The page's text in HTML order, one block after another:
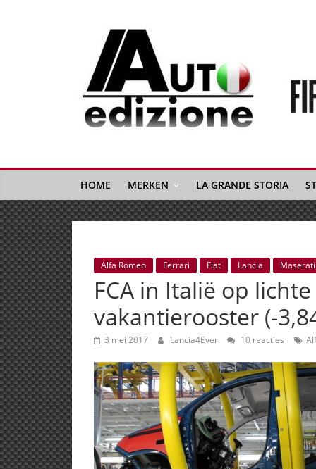
Auto
Edizione
La
Gazetta
dell'Automobile
Italiana
|
Italiaans
autonieuws
&
lifestyle
HOME MERKEN LA GRANDE STORIA
Alfa Romeo Ferrari Fiat Lancia Maserati
FCA in Italië op
vakantierooster (-
3 mei 2017 Lancia4Ever 10 reacties